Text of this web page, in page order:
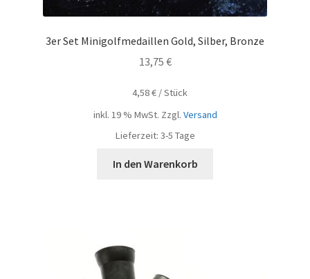
3er Set Minigolfmedaillen Gold, Silber, Bronze
13,75 €
4,58€ /Stück
inkl. 19 % MwSt. Zzgl. Versand
Lieferzeit: 3-5 Tage
In den Warenkorb